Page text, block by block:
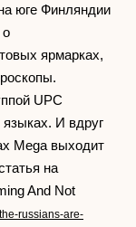
юге Финляндии
о
ярмарках,
UPC
И вдруг
Mega выходит
на
And Not
russians-are-